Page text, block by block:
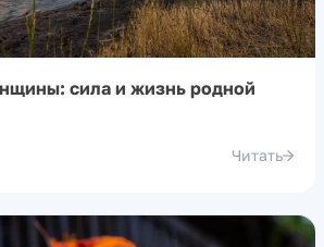
сила и жизнь родной
Читать